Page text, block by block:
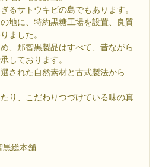
るサトウキビの島でもあります。
地に、特約黒糖工場を設置、良質
ました。
、那智黒製品はすべて、昔ながら
しております。
された自然素材と古式製法から―
り、こだわりつづけている味の真
黒総本舗